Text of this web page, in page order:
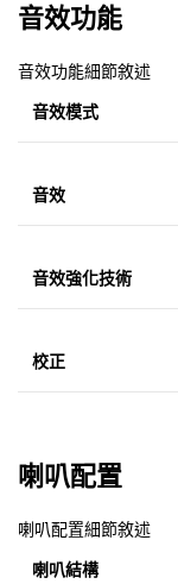
音效功能
音效功能細節敘述
音效模式
音效
音效強化技術
校正
喇叭配置
喇叭配置細節敘述
喇叭結構